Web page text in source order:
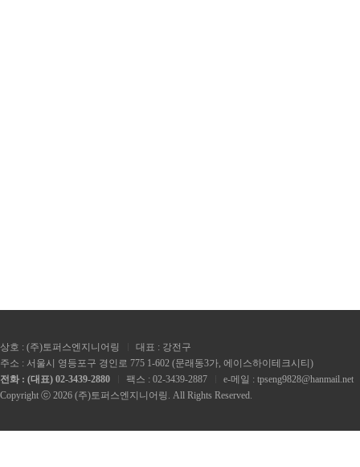
상호 : (주)토퍼스엔지니어링
대표 : 강전구
주소 : 서울시 영등포구 경인로 775 1-602 (문래동3가, 에이스하이테크시티)
전화 : (대표) 02-3439-2880
팩스 : 02-3439-2887
e-메일 : tpseng9828@hanmail.net
Copyright ⓒ 2026 (주)토퍼스엔지니어링. All Rights Reserved.